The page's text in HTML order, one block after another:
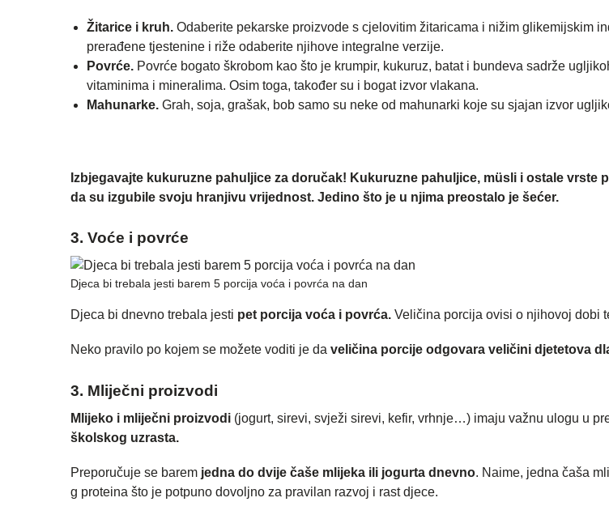
Žitarice i kruh. Odaberite pekarske proizvode s cjelovitim žitaricama i nižim glikemijskim
prerađene tjestenine i riže odaberite njihove integralne verzije.
Povrće. Povrće bogato škrobom kao što je krumpir, kukuruz, batat i bundeva sadrže
vitaminima i mineralima. Osim toga, također su i bogat izvor vlakana.
Mahunarke. Grah, soja, grašak, bob samo su neke od mahunarki koje su sjajan izvor
Izbjegavajte kukuruzne pahuljice za doručak! Kukuruzne pahuljice, müsli i ostale vrste
da su izgubile svoju hranjivu vrijednost. Jedino što je u njima preostalo je šećer.
3. Voće i povrće
Djeca bi trebala jesti barem 5 porcija voća i povrća na dan
Djeca bi dnevno trebala jesti pet porcija voća i povrća. Veličina porcija ovisi o njihovoj dobi
Neko pravilo po kojem se možete voditi je da veličina porcije odgovara veličini djetetova
3. Mliječni proizvodi
Mlijeko i mliječni proizvodi (jogurt, sirevi, svježi sirevi, kefir, vrhnje…) imaju važnu ulogu u
školskog uzrasta.
Preporučuje se barem jedna do dvije čaše mlijeka ili jogurta dnevno. Naime, jedna čaša
g proteina što je potpuno dovoljno za pravilan razvoj i rast djece.